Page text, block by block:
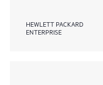
HEWLETT PACKARD
ENTERPRISE